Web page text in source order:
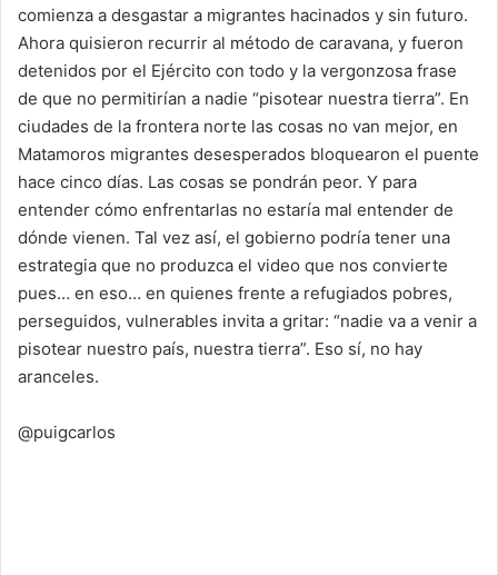
comienza a desgastar a migrantes hacinados y sin futuro.
Ahora quisieron recurrir al método de caravana, y fueron
detenidos por el Ejército con todo y la vergonzosa frase
de que no permitirían a nadie “pisotear nuestra tierra”. En
ciudades de la frontera norte las cosas no van mejor, en
Matamoros migrantes desesperados bloquearon el puente
hace cinco días. Las cosas se pondrán peor. Y para
entender cómo enfrentarlas no estaría mal entender de
dónde vienen. Tal vez así, el gobierno podría tener una
estrategia que no produzca el video que nos convierte
pues… en eso… en quienes frente a refugiados pobres,
perseguidos, vulnerables invita a gritar: “nadie va a venir a
pisotear nuestro país, nuestra tierra”. Eso sí, no hay
aranceles.
@puigcarlos